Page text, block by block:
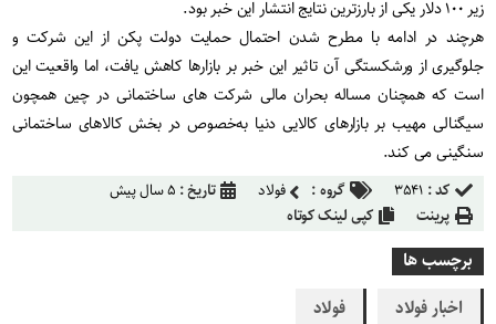
زیر ۱۰۰ دلار یکی از بارزترین نتایج انتشار این خبر بود.
هرچند در ادامه با مطرح شدن احتمال حمایت دولت پکن از این شرکت و
جلوگیری از ورشکستگی آن تاثیر این خبر بر بازارها کاهش یافت، اما واقعیت این
است که همچنان مساله بحران مالی شرکت‌ های ساختمانی در چین همچون
سیگنالی مهیب بر بازارهای کالایی دنیا به‌خصوص در بخش کالاهای ساختمانی
سنگینی می‌ کند.
کد : ۳۵۴۱ گروه : فولاد تاریخ : ۵ سال پیش
پرینت
کپی لینک کوتاه
برچسب ها
اخبار فولاد
فولاد